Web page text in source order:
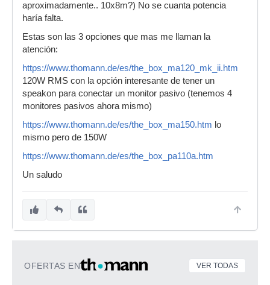
aproximadamente.. 10x8m?) No se cuanta potencia
haría falta.
Estas son las 3 opciones que mas me llaman la
atención:
https://www.thomann.de/es/the_box_ma120_mk_ii.htm
120W RMS con la opción interesante de tener un
speakon para conectar un monitor pasivo (tenemos 4
monitores pasivos ahora mismo)
https://www.thomann.de/es/the_box_ma150.htm lo
mismo pero de 150W
https://www.thomann.de/es/the_box_pa110a.htm
Un saludo
OFERTAS EN VER TODAS